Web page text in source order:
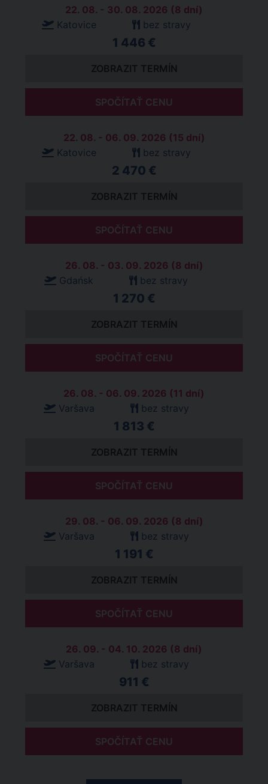
22. 08. - 30. 08. 2026 (8 dní)
Katovice
bez stravy
1 446 €
ZOBRAZIT TERMÍN
SPOČÍTAŤ CENU
22. 08. - 06. 09. 2026 (15 dní)
Katovice
bez stravy
2 470 €
ZOBRAZIT TERMÍN
SPOČÍTAŤ CENU
26. 08. - 03. 09. 2026 (8 dní)
Gdańsk
bez stravy
1 270 €
ZOBRAZIT TERMÍN
SPOČÍTAŤ CENU
26. 08. - 06. 09. 2026 (11 dní)
Varšava
bez stravy
1 813 €
ZOBRAZIT TERMÍN
SPOČÍTAŤ CENU
29. 08. - 06. 09. 2026 (8 dní)
Varšava
bez stravy
1 191 €
ZOBRAZIT TERMÍN
SPOČÍTAŤ CENU
26. 09. - 04. 10. 2026 (8 dní)
Varšava
bez stravy
911 €
ZOBRAZIT TERMÍN
SPOČÍTAŤ CENU